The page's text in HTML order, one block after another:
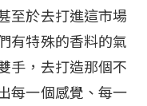
至於去打進這市場
有特殊的香料的氣
手，去打造那個不
每一個感覺、每一